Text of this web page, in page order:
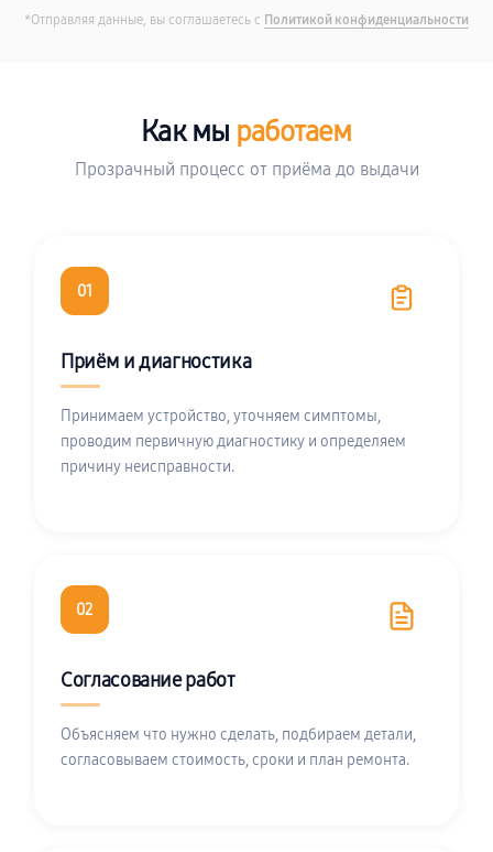
*Отправляя данные, вы соглашаетесь с Политикой конфиденциальности
Как мы работаем
Прозрачный процесс от приёма до выдачи
01
Приём и диагностика
Принимаем устройство, уточняем симптомы,
проводим первичную диагностику и определяем
причину неисправности.
02
Согласование работ
Объясняем что нужно сделать, подбираем детали,
согласовываем стоимость, сроки и план ремонта.